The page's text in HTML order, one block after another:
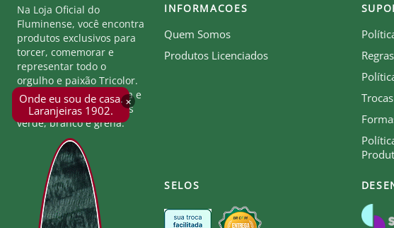
×
Onde eu sou de casa.
Laranjeiras 1902.
Na Loja Oficial do
Fluminense, você encontra
produtos exclusivos para
torcer, comemorar e
representar todo o
orgulho e paixão Tricolor.
Seja parte desta história e
mostre a força das cores
verde, branco e grená.
INFORMACOES
Quem Somos
Produtos Licenciados
SELOS